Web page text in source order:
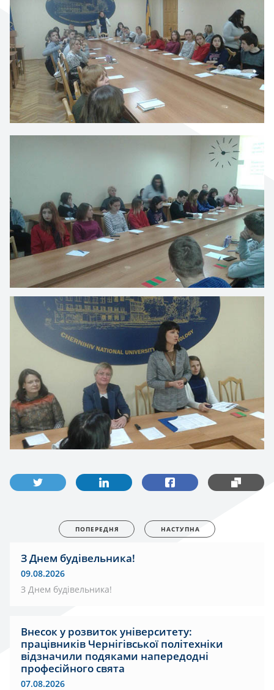
ПОПЕРЕДНЯ НАСТУПНА
З Днем будівельника!
09.08.2026
З Днем будівельника!
Внесок у розвиток університету:
працівників Чернігівської політехніки
відзначили подяками напередодні
професійного свята
07.08.2026